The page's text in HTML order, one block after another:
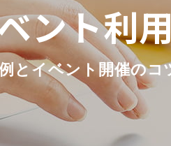
ント利
とイベント開催の